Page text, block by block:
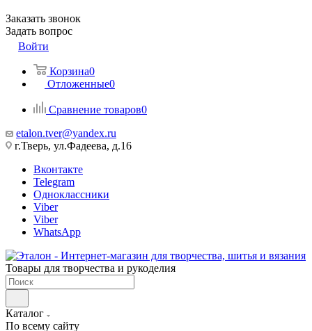
Заказать звонок
Задать вопрос
Войти
Корзина0
Отложенные0
Сравнение товаров0
etalon.tver@yandex.ru
г.Тверь, ул.Фадеева, д.16
Вконтакте
Telegram
Одноклассники
Viber
Viber
WhatsApp
Товары для творчества и рукоделия
Каталог
По всему сайту